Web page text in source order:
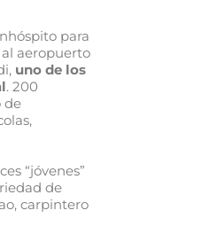
para
aeropuerto
uno de los
. 200
de
“jóvenes”
de
carpintero